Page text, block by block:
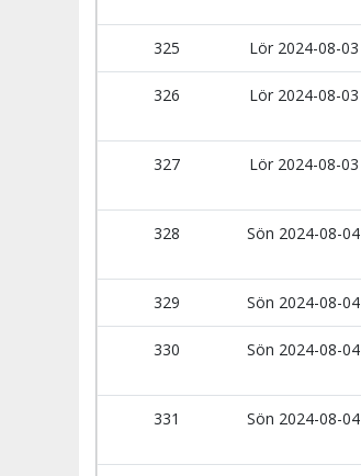
325 Lör 2024-08-03
326 Lör 2024-08-03
327 Lör 2024-08-03
328 Sön 2024-08-04
329 Sön 2024-08-04
330 Sön 2024-08-04
331 Sön 2024-08-04